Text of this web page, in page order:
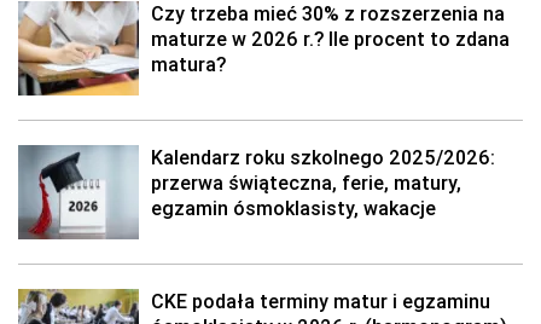
Czy trzeba mieć 30% z rozszerzenia na
maturze w 2026 r.? Ile procent to zdana
matura?
Kalendarz roku szkolnego 2025/2026:
przerwa świąteczna, ferie, matury,
egzamin ósmoklasisty, wakacje
CKE podała terminy matur i egzaminu